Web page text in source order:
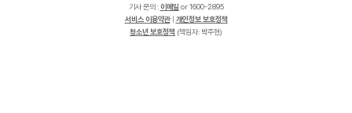
기사 문의 : 이메일 or 1600-2895
서비스 이용약관| 개인정보 보호정책
청소년 보호정책 (책임자: 박주현)